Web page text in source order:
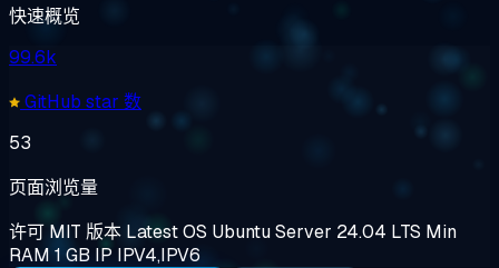
快速概览
99.6k
GitHub star 数
53
页面浏览量
许可 MIT 版本 LatestOS Ubuntu Server 24.04 LTS Min
RAM 1 GB IP IPV4,IPV6